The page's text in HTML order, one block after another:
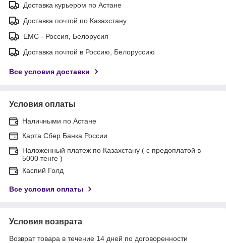
Доставка курьером по Астане
Доставка почтой по Казахстану
ЕМС - Россия, Белорусия
Доставка почтой в Россию, Белоруссию
Все условия доставки
Условия оплаты
Наличными по Астане
Карта Сбер Банка России
Наложенный платеж по Казахстану ( с предоплатой в
5000 тенге )
Каспий Голд
Все условия оплаты
Условия возврата
Возврат товара в течение 14 дней по договоренности